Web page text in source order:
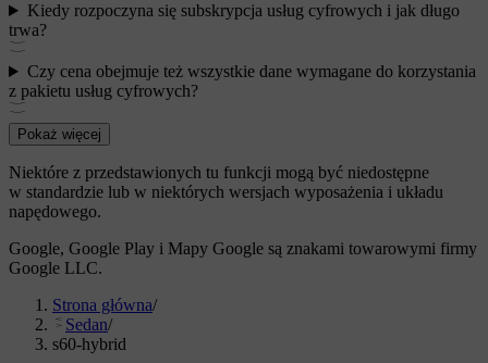
Kiedy rozpoczyna się subskrypcja usług cyfrowych i jak długo
trwa?
Czy cena obejmuje też wszystkie dane wymagane do korzystania
z pakietu usług cyfrowych?
Pokaż więcej
Niektóre z przedstawionych tu funkcji mogą być niedostępne
w standardzie lub w niektórych wersjach wyposażenia i układu
napędowego.
Google, Google Play i Mapy Google są znakami towarowymi firmy
Google LLC.
Strona główna/
Sedan/
s60-hybrid